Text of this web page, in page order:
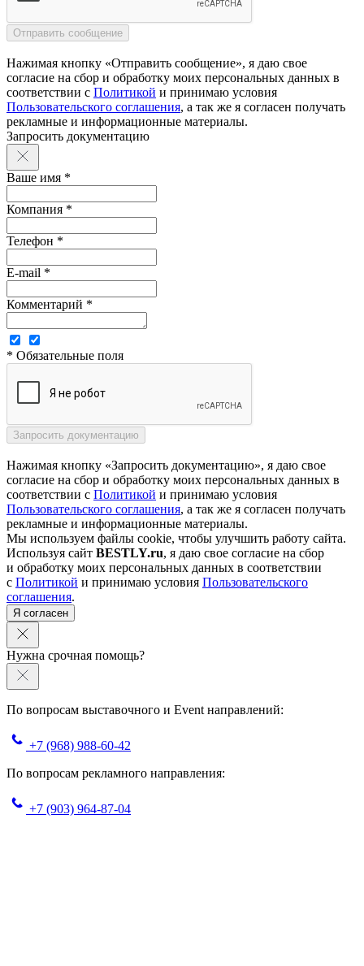
Нажимая кнопку «Отправить сообщение», я даю свое
согласие на сбор и обработку моих персональных данных в
соответствии с Политикой и принимаю условия
Пользовательского соглашения, а так же я согласен получать
рекламные и информационные материалы.
Запросить документацию
Ваше имя *
Компания *
Телефон *
E-mail *
Комментарий *
* Обязательные поля
Нажимая кнопку «Запросить документацию», я даю свое
согласие на сбор и обработку моих персональных данных в
соответствии с Политикой и принимаю условия
Пользовательского соглашения, а так же я согласен получать
рекламные и информационные материалы.
Мы используем файлы cookie, чтобы улучшить работу сайта.
Используя сайт BESTLY.ru, я даю свое согласие на сбор
и обработку моих персональных данных в соответствии
с Политикой и принимаю условия Пользовательского
соглашения.
Я согласен
Нужна срочная помощь?
По вопросам выставочного и Event направлений:
+7 (968) 988-60-42
По вопросам рекламного направления:
+7 (903) 964-87-04